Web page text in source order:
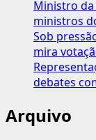
Ministro
ministros
Sob
mira
debates
Arquivo